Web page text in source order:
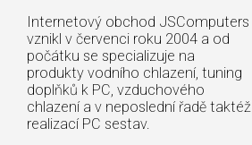
Internetový obchod JSComputers
vznikl v červenci roku 2004 a od
počátku se specializuje na
produkty vodního chlazení, tuning
doplňků k PC, vzduchového
chlazení a v neposlední řadě taktéž
realizací PC sestav.